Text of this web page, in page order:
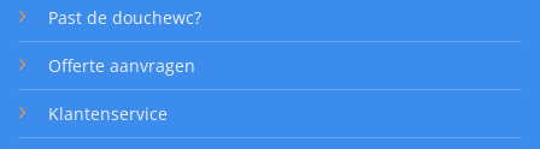
Past de douchewc?
Offerte aanvragen
Klantenservice